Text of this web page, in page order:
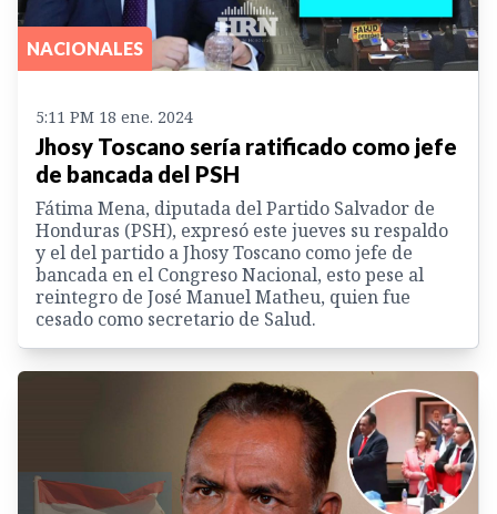
NACIONALES
5:11 PM 18 ene. 2024
Jhosy Toscano sería ratificado como jefe
de bancada del PSH
Fátima Mena, diputada del Partido Salvador de
Honduras (PSH), expresó este jueves su respaldo
y el del partido a Jhosy Toscano como jefe de
bancada en el Congreso Nacional, esto pese al
reintegro de José Manuel Matheu, quien fue
cesado como secretario de Salud.